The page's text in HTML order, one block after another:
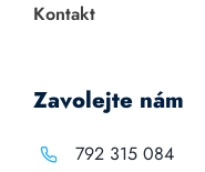
Kontakt
Zavolejte nám
792 315 084